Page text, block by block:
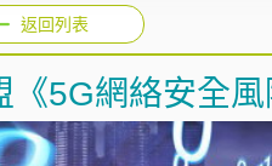
返回列表
《5G網絡安全風